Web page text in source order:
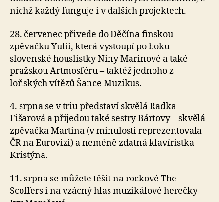
nichž každý funguje i v dalších projektech.
28. červenec přivede do Děčína finskou
zpěvačku Yulii, která vystoupí po boku
slovenské houslistky Niny Marinové a také
pražskou Artmosféru – taktéž jednoho z
loňských vítězů Šance Muzikus.
4. srpna se v triu představí skvělá Radka
Fišarová a přijedou také sestry Bártovy – skvělá
zpěvačka Martina (v minulosti reprezentovala
ČR na Eurovizi) a neméně zdatná klavíristka
Kristýna.
11. srpna se můžete těšit na rockové The
Scoffers i na vzácný hlas muzikálové herečky